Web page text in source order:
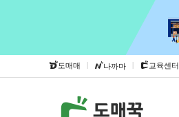
도매매 | 나까마 | 교육센터